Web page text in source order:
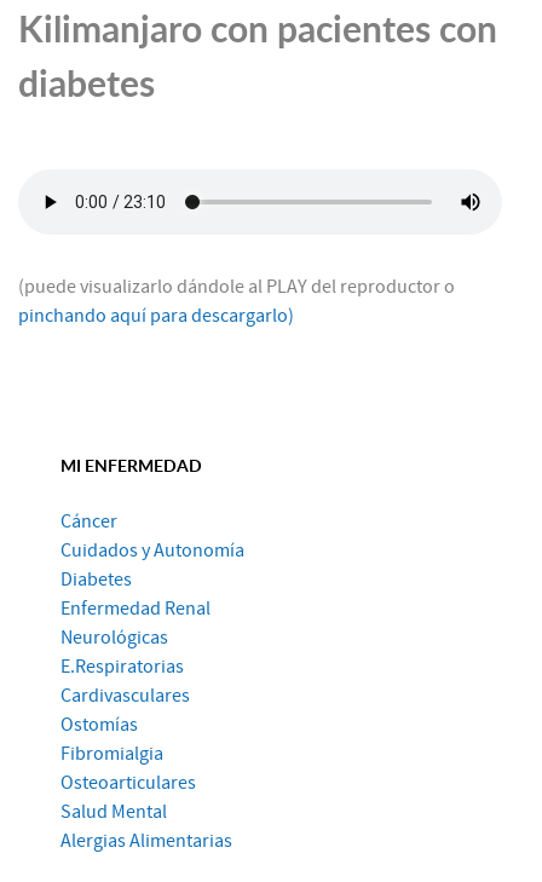
Kilimanjaro con pacientes con
diabetes
(puede visualizarlo dándole al PLAY del reproductor o
pinchando aquí para descargarlo)
MI ENFERMEDAD
Cáncer
Cuidados y Autonomía
Diabetes
Enfermedad Renal
Neurológicas
E.Respiratorias
Cardivasculares
Ostomías
Fibromialgia
Osteoarticulares
Salud Mental
Alergias Alimentarias